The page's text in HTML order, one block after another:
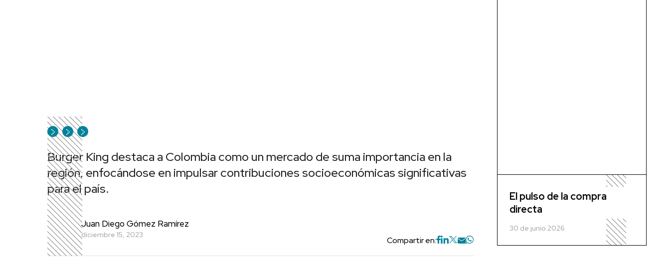
Burger King destaca a Colombia como un mercado de suma importancia en la
región, enfocándose en impulsar contribuciones socioeconómicas significativas
para el país.
Juan Diego Gómez Ramírez
diciembre 15, 2023
Compartir en:
El pulso de la compra
directa
30 de junio 2026